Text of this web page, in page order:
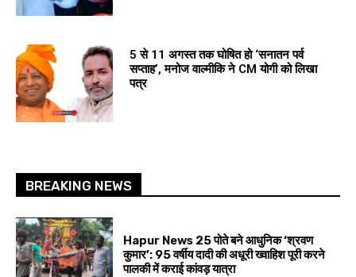
5 से 11 अगस्त तक घोषित हो ‘सनातन पर्व
सप्ताह’, मनोज वाल्मीकि ने CM योगी को लिखा
पत्र
BREAKING NEWS
Hapur News 25 पोते बने आधुनिक ‘श्रवण
कुमार’: 95 वर्षीय दादी की अधूरी ख्वाहिश पूरी करने
पालकी में कराई कांवड़ यात्रा